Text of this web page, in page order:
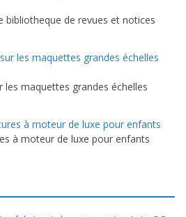
bibliotheque de revues et notices
les maquettes grandes échelles
à moteur de luxe pour enfants